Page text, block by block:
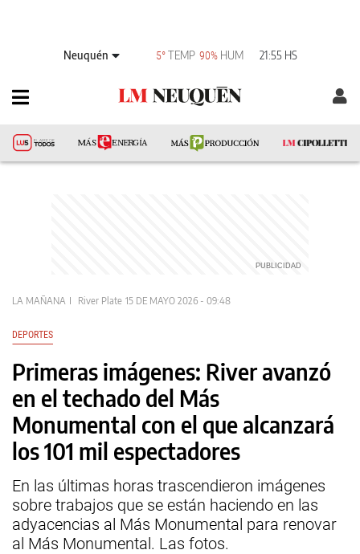
Neuquén 5° TEMP 90% HUM 21:55 HS
LA MAÑANA River Plate 15 DE MAYO 2026 - 09:48
DEPORTES
Primeras imágenes: River avanzó
en el techado del Más
Monumental con el que alcanzará
los 101 mil espectadores
En las últimas horas trascendieron imágenes
sobre trabajos que se están haciendo en las
adyacencias al Más Monumental para renovar
al Más Monumental. Las fotos.